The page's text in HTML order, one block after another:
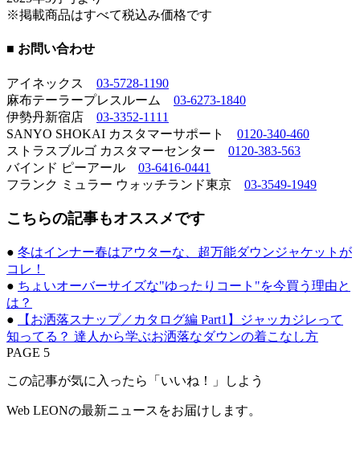
※掲載商品はすべて税込み価格です
■ お問い合わせ
アイネックス 03-5728-1190
麻布テーラープレスルーム 03-6273-1840
伊勢丹新宿店 03-3352-1111
SANYO SHOKAI カスタマーサポート 0120-340-460
ストラスブルゴ カスタマーセンター 0120-383-563
バインド ピーアール 03-6416-0441
フランク ミュラー ウォッチランド東京 03-3549-1949
こちらの記事もオススメです
● 冬はインナー春はアウターな、超万能ダウンジャケットが
コレ！
● ちょいオーバーサイズな"ゆったりコート"を今買う理由と
は？
●
【お洒落スナップ／カタログ編 Part1】ジャッカジレって
知ってる？ 達人から学ぶお洒落なダウンの着こなし方
PAGE 5
この記事が気に入ったら「いいね！」しよう
Web LEONの最新ニュースをお届けします。